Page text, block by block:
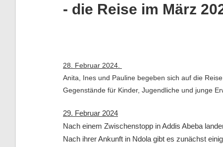
- die Reise im März
28. Februar 2024.
Anita, Ines und Pauline begeben sich auf die
Gegenstände für Kinder, Jugendliche und junge
29. Februar 2024
Nach einem Zwischenstopp in Addis Abeba
Nach ihrer Ankunft in Ndola gibt es zunächst